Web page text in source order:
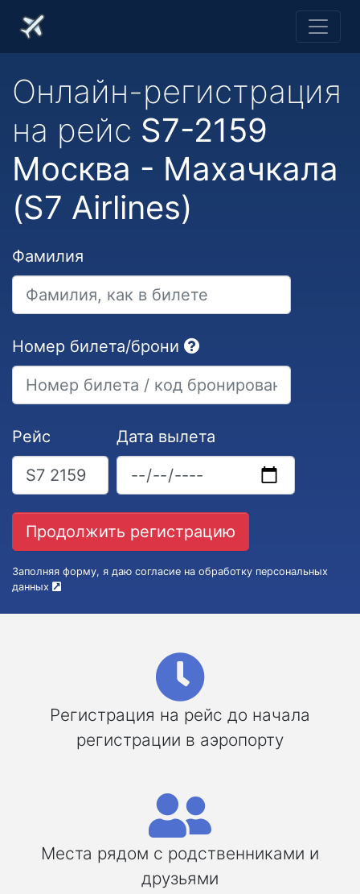
Онлайн-регистрация
на рейс S7-2159
Москва - Махачкала
(S7 Airlines)
Фамилия
Номер билета/брони
Рейс Дата вылета
Заполняя форму, я даю согласие на обработку персональных
данных
Регистрация на рейс до начала
регистрации в аэропорту
Места рядом с родственниками и
друзьями